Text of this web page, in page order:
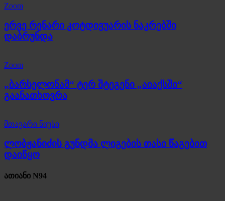
Zoom
ერვე რენარი კოტდივუარის ნაკრებში
დაბრუნდა
Zoom
„ბარსელონამ“ ტერ შტეგენი „აიაქსში“
გაანათხოვრა
მთავარი ნიუსი
ლობჟანიძის გუნდმა ლიგების თასი წაგებით
დაიწყო
ათიანი N94